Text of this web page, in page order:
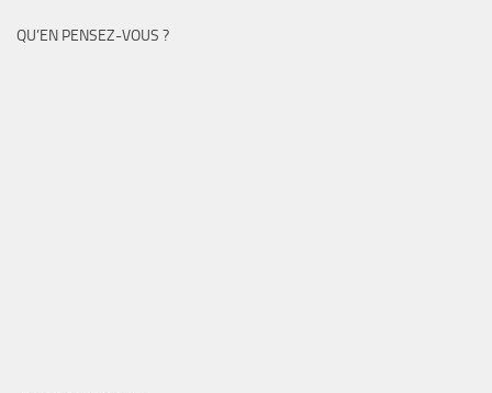
QU’EN PENSEZ-VOUS ?